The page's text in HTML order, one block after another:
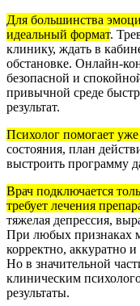
Для большинства
идеальный формат.
клинику, ждать в
обстановке. Онлайн-
безопасной и
привычной среде
результат.
Психолог помогает
состояния, план
выстроить программу
Врач подключается
требует лечения
тяжелая депрессия,
При любых признаках
корректно, аккуратно
Но в значительной
клиническим
результаты.